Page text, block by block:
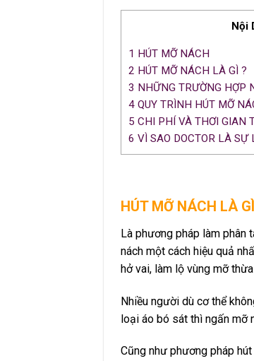
Nội
1 HÚT MỠ NÁCH
2 HÚT MỠ NÁCH LÀ GÌ ?
3 NHỮNG TRƯỜNG HỢP
4 QUY TRÌNH HÚT MỠ
5 CHI PHÍ VÀ THƠI GIAN
6 VÌ SAO DOCTOR LÀ
HÚT MỠ NÁCH LÀ
Là phương pháp làm phân
nách một cách hiệu quả
hở vai, làm lộ vùng mỡ
Nhiều người dù cơ thể
loại áo bó sát thì ngấn mỡ
Cũng như phương pháp